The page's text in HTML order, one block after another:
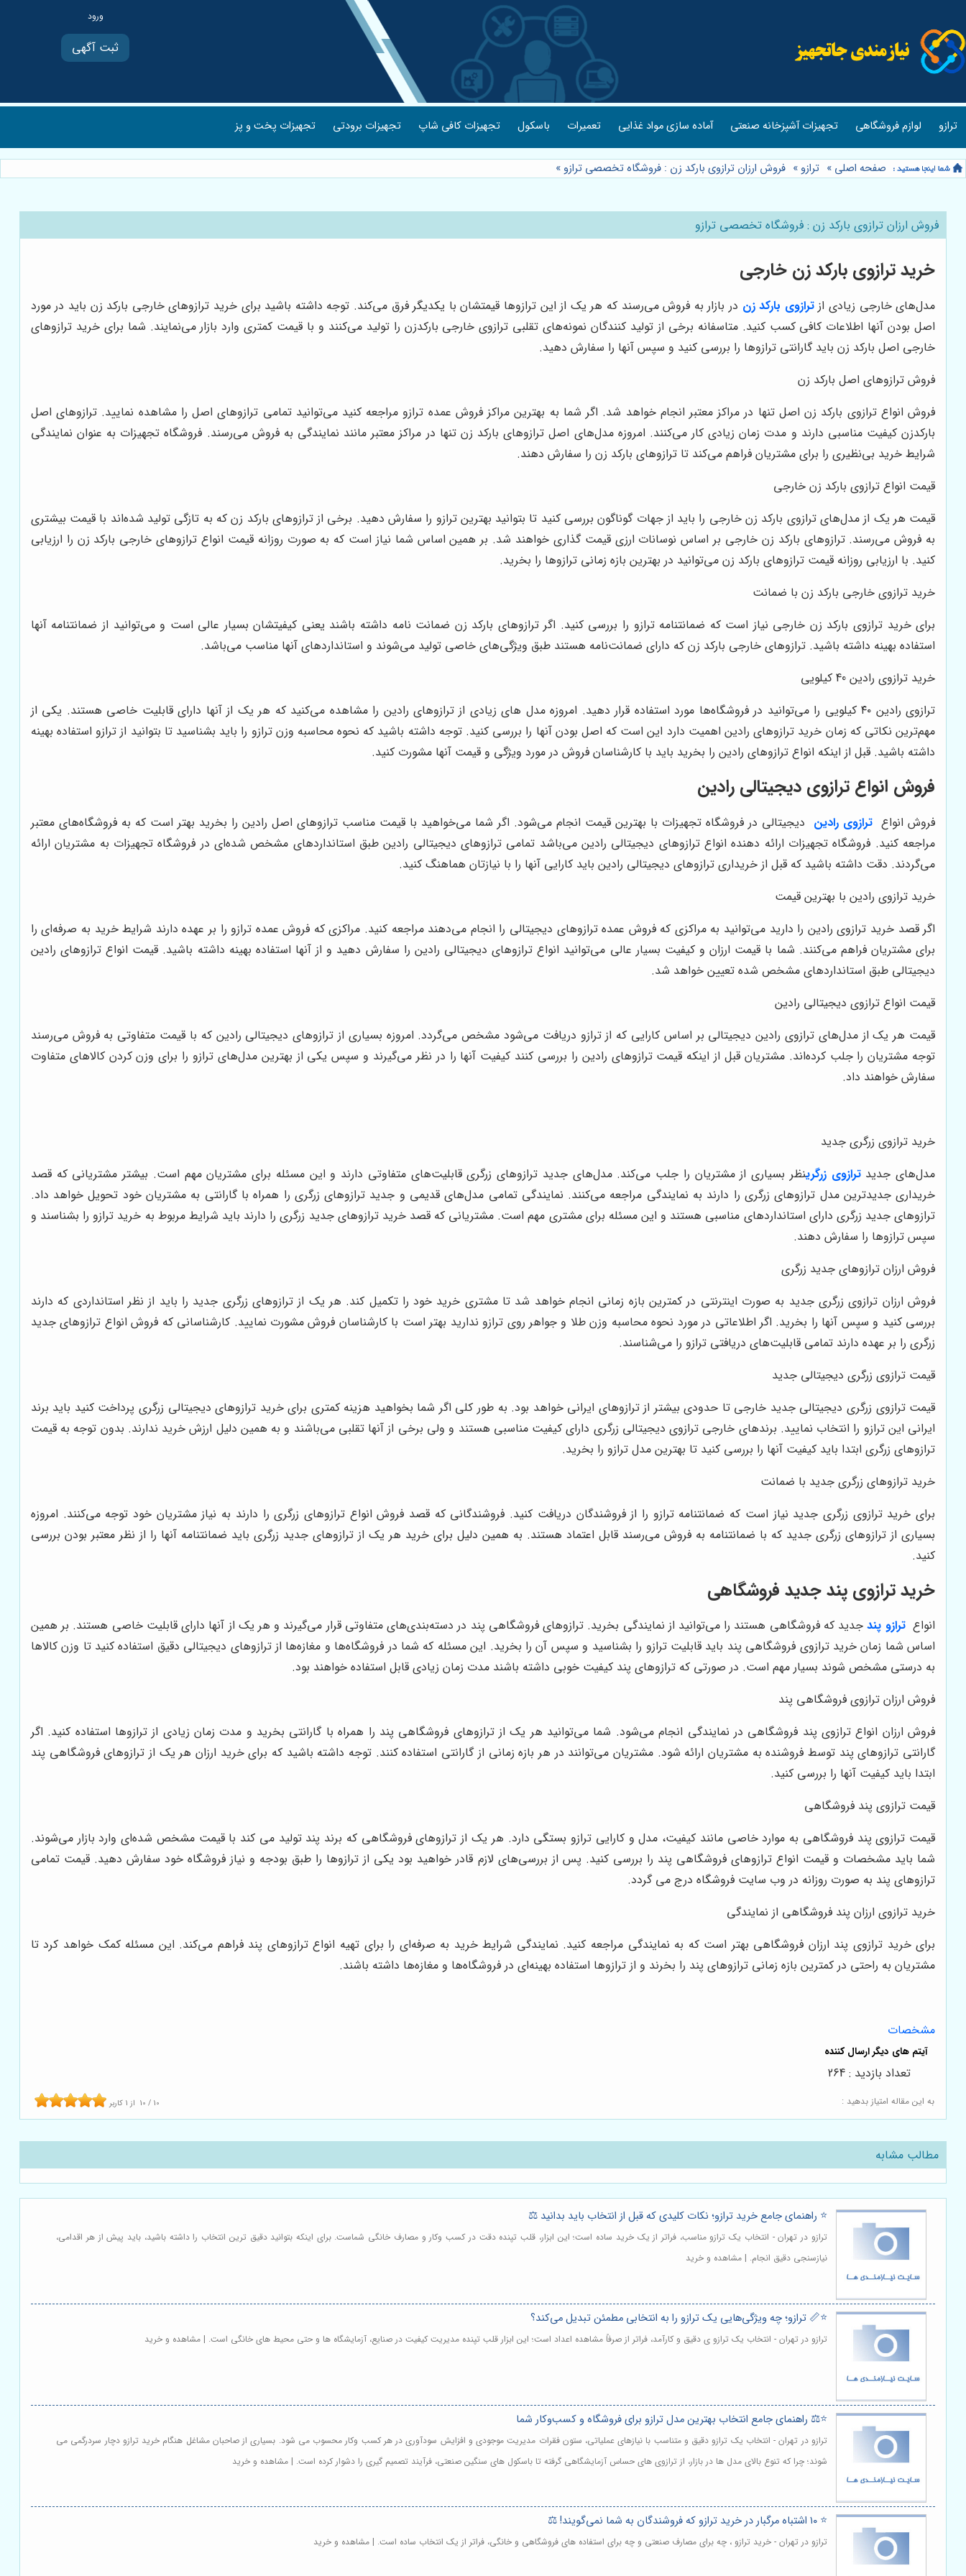
ثبت آگهی
ترازو لوازم فروشگاهی تجهیزات آشپزخانه صنعتی آماده سازی مواد غذایی تعمیرات باسکول تجهیزات کافی شاپ تجهیزات برودتی تجهیزات پخت و پز
صفحه اصلی » ترازو » فروش ارزان ترازوی بارکد زن : فروشگاه تخصصی ترازو »
فروش ارزان ترازوی بارکد زن : فروشگاه تخصصی ترازو
خرید ترازوی بارکد زن خارجی
مدل‌های خارجی زیادی از ترازوی بارکد زن در بازار به فروش می‌رسند که هر یک از این ترازوها قیمتشان با یکدیگر فرق می‌کند. توجه داشته باشید برای خرید ترازوهای خارجی بارکد زن باید در مورد
اصل بودن آنها اطلاعات کافی کسب کنید. متاسفانه برخی از تولید کنندگان نمونه‌های تقلبی ترازوی خارجی بارکدزن را تولید می‌کنند و با قیمت کمتری وارد بازار می‌نمایند. شما برای خرید ترازوهای
خارجی اصل بارکد زن باید گارانتی ترازوها را بررسی کنید و سپس آنها را سفارش دهید.
فروش ترازوهای اصل بارکد زن
فروش انواع ترازوی بارکد زن اصل تنها در مراکز معتبر انجام خواهد شد. اگر شما به بهترین مراکز فروش عمده ترازو مراجعه کنید می‌توانید تمامی ترازوهای اصل را مشاهده نمایید. ترازوهای اصل
بارکدزن کیفیت مناسبی دارند و مدت زمان زیادی کار می‌کنند. امروزه مدل‌های اصل ترازوهای بارکد زن تنها در مراکز معتبر مانند نمایندگی به فروش می‌رسند. فروشگاه تجهیزات به عنوان نمایندگی
شرایط خرید بی‌نظیری را برای مشتریان فراهم می‌کند تا ترازوهای بارکد زن را سفارش دهند.
قیمت انواع ترازوی بارکد زن خارجی
قیمت هر یک از مدل‌های ترازوی بارکد زن خارجی را باید از جهات گوناگون بررسی کنید تا بتوانید بهترین ترازو را سفارش دهید. برخی از ترازوهای بارکد زن که به تازگی تولید شده‌اند با قیمت بیشتری
به فروش می‌رسند. ترازوهای بارکد زن خارجی بر اساس نوسانات ارزی قیمت گذاری خواهند شد. بر همین اساس شما نیاز است که به صورت روزانه قیمت انواع ترازوهای خارجی بارکد زن را ارزیابی
کنید. با ارزیابی روزانه قیمت ترازوهای بارکد زن می‌توانید در بهترین بازه زمانی ترازوها را بخرید.
خرید ترازوی خارجی بارکد زن با ضمانت
برای خرید ترازوی بارکد زن خارجی نیاز است که ضمانتنامه ترازو را بررسی کنید. اگر ترازوهای بارکد زن ضمانت ‌نامه داشته باشند یعنی کیفیتشان بسیار عالی است و می‌توانید از ضمانتنامه آنها
استفاده بهینه داشته باشید. ترازوهای خارجی بارکد زن که دارای ضمانت‌نامه هستند طبق ویژگی‌های خاصی تولید می‌شوند و استانداردهای آنها مناسب می‌باشد.
خرید ترازوی رادین 40 کیلویی
ترازوی رادین ۴۰ کیلویی را می‌توانید در فروشگاه‌ها مورد استفاده قرار دهید. امروزه مدل ‌های زیادی از ترازوهای رادین را مشاهده می‌کنید که هر یک از آنها دارای قابلیت خاصی هستند. یکی از
مهم‌ترین نکاتی که زمان خرید ترازوهای رادین اهمیت دارد این است که اصل بودن آنها را بررسی کنید. توجه داشته باشید که نحوه محاسبه وزن ترازو را باید بشناسید تا بتوانید از ترازو استفاده بهینه
داشته باشید. قبل از اینکه انواع ترازوهای رادین را بخرید باید با کارشناسان فروش در مورد ویژگی و قیمت آنها مشورت کنید.
فروش انواع ترازوی دیجیتالی رادین
فروش انواع ترازوی رادین دیجیتالی در فروشگاه تجهیزات با بهترین قیمت انجام می‌شود. اگر شما می‌خواهید با قیمت مناسب ترازوهای اصل رادین را بخرید بهتر است که به فروشگاه‌های معتبر
مراجعه کنید. فروشگاه تجهیزات ارائه دهنده انواع ترازوهای دیجیتالی رادین می‌باشد تمامی ترازوهای دیجیتالی رادین طبق استانداردهای مشخص شده‌ای در فروشگاه تجهیزات به مشتریان ارائه
می‌گردند. دقت داشته باشید که قبل از خریداری ترازوهای دیجیتالی رادین باید کارایی آنها را با نیازتان هماهنگ کنید.
خرید ترازوی رادین با بهترین قیمت
اگر قصد خرید ترازوی رادین را دارید می‌توانید به مراکزی که فروش عمده ترازوهای دیجیتالی را انجام می‌دهند مراجعه کنید. مراکزی که فروش عمده ترازو را بر عهده دارند شرایط خرید به صرفه‌ای را
برای مشتریان فراهم می‌کنند. شما با قیمت ارزان و کیفیت بسیار عالی می‌توانید انواع ترازوهای دیجیتالی رادین را سفارش دهید و از آنها استفاده بهینه داشته باشید. قیمت انواع ترازوهای رادین
دیجیتالی طبق استانداردهای مشخص شده تعیین خواهد شد.
قیمت انواع ترازوی دیجیتالی رادین
قیمت هر یک از مدل‌های ترازوی رادین دیجیتالی بر اساس کارایی که از ترازو دریافت می‌شود مشخص می‌گردد. امروزه بسیاری از ترازوهای دیجیتالی رادین که با قیمت متفاوتی به فروش می‌رسند
توجه مشتریان را جلب کرده‌اند. مشتریان قبل از اینکه قیمت ترازوهای رادین را بررسی کنند کیفیت آنها را در نظر می‌گیرند و سپس یکی از بهترین مدل‌های ترازو را برای وزن کردن کالاهای متفاوت
سفارش خواهند داد.
خرید ترازوی زرگری جدید
مدل‌های جدید ترازوی زرگرینظر بسیاری از مشتریان را جلب می‌کند. مدل‌های جدید ترازوهای زرگری قابلیت‌های متفاوتی دارند و این مسئله برای مشتریان مهم است. بیشتر مشتریانی که قصد
خریداری جدیدترین مدل ترازوهای زرگری را دارند به نمایندگی مراجعه می‌کنند. نمایندگی تمامی مدل‌های قدیمی و جدید ترازوهای زرگری را همراه با گارانتی به مشتریان خود تحویل خواهد داد.
ترازوهای جدید زرگری دارای استانداردهای مناسبی هستند و این مسئله برای مشتری مهم است. مشتریانی که قصد خرید ترازوهای جدید زرگری را دارند باید شرایط مربوط به خرید ترازو را بشناسند و
سپس ترازوها را سفارش دهند.
فروش ارزان ترازوهای جدید زرگری
فروش ارزان ترازوی زرگری جدید به صورت اینترنتی در کمترین بازه زمانی انجام خواهد شد تا مشتری خرید خود را تکمیل کند. هر یک از ترازوهای زرگری جدید را باید از نظر استانداردی که دارند
بررسی کنید و سپس آنها را بخرید. اگر اطلاعاتی در مورد نحوه محاسبه وزن طلا و جواهر روی ترازو ندارید بهتر است با کارشناسان فروش مشورت نمایید. کارشناسانی که فروش انواع ترازوهای جدید
زرگری را بر عهده دارند تمامی قابلیت‌های دریافتی ترازو را می‌شناسند.
قیمت ترازوی زرگری دیجیتالی جدید
قیمت ترازوی زرگری دیجیتالی جدید خارجی تا حدودی بیشتر از ترازوهای ایرانی خواهد بود. به طور کلی اگر شما بخواهید هزینه کمتری برای خرید ترازوهای دیجیتالی زرگری پرداخت کنید باید برند
ایرانی این ترازو را انتخاب نمایید. برندهای خارجی ترازوی دیجیتالی زرگری دارای کیفیت مناسبی هستند و ولی برخی از آنها تقلبی می‌باشند و به همین دلیل ارزش خرید ندارند. بدون توجه به قیمت
ترازوهای زرگری ابتدا باید کیفیت آنها را بررسی کنید تا بهترین مدل ترازو را بخرید.
خرید ترازوهای زرگری جدید با ضمانت
برای خرید ترازوی زرگری جدید نیاز است که ضمانتنامه ترازو را از فروشندگان دریافت کنید. فروشندگانی که قصد فروش انواع ترازوهای زرگری را دارند به نیاز مشتریان خود توجه می‌کنند. امروزه
بسیاری از ترازوهای زرگری جدید که با ضمانتنامه به فروش می‌رسند قابل اعتماد هستند. به همین دلیل برای خرید هر یک از ترازوهای جدید زرگری باید ضمانتنامه آنها را از نظر معتبر بودن بررسی
کنید.
خرید ترازوی پند جدید فروشگاهی
انواعترازو پند جدید که فروشگاهی هستند را می‌توانید از نمایندگی بخرید. ترازوهای فروشگاهی پند در دسته‌بندی‌های متفاوتی قرار می‌گیرند و هر یک از آنها دارای قابلیت خاصی هستند. بر همین
اساس شما زمان خرید ترازوی فروشگاهی پند باید قابلیت ترازو را بشناسید و سپس آن را بخرید. این مسئله که شما در فروشگاه‌ها و مغازه‌ها از ترازوهای دیجیتالی دقیق استفاده کنید تا وزن کالاها
به درستی مشخص شوند بسیار مهم است. در صورتی که ترازوهای پند کیفیت خوبی داشته باشند مدت زمان زیادی قابل استفاده خواهند بود.
فروش ارزان ترازوی فروشگاهی پند
فروش ارزان انواع ترازوی پند فروشگاهی در نمایندگی انجام می‌شود. شما می‌توانید هر یک از ترازوهای فروشگاهی پند را همراه با گارانتی بخرید و مدت زمان زیادی از ترازوها استفاده کنید. اگر
گارانتی ترازوهای پند توسط فروشنده به مشتریان ارائه شود. مشتریان می‌توانند در هر بازه زمانی از گارانتی استفاده کنند. توجه داشته باشید که برای خرید ارزان هر یک از ترازوهای فروشگاهی پند
ابتدا باید کیفیت آنها را بررسی کنید.
قیمت ترازوی پند فروشگاهی
قیمت ترازوی پند فروشگاهی به موارد خاصی مانند کیفیت، مدل و کارایی ترازو بستگی دارد. هر یک از ترازوهای فروشگاهی که برند پند تولید می‌ کند با قیمت مشخص شده‌ای وارد بازار می‌شوند.
شما باید مشخصات و قیمت انواع ترازوهای فروشگاهی پند را بررسی کنید. پس از بررسی‌های لازم قادر خواهید بود یکی از ترازوها را طبق بودجه و نیاز فروشگاه خود سفارش دهید. قیمت تمامی
ترازوهای پند به صورت روزانه در وب سایت فروشگاه درج می‌ گردد.
خرید ترازوی ارزان پند فروشگاهی از نمایندگی
برای خرید ترازوی پند ارزان فروشگاهی بهتر است که به نمایندگی مراجعه کنید. نمایندگی شرایط خرید به صرفه‌ای را برای تهیه انواع ترازوهای پند فراهم می‌کند. این مسئله کمک خواهد کرد تا
مشتریان به راحتی در کمترین بازه زمانی ترازوهای پند را بخرند و از ترازوها استفاده بهینه‌ای در فروشگاه‌ها و مغازه‌ها داشته باشند.
مشخصات
به این مقاله امتیاز بدهید : 10 / 10 از1 کاربر
تعداد بازدید : 264
مطالب مشابه
⭐️ راهنمای جامع خرید ترازو؛ نکات کلیدی که قبل از انتخاب باید بدانید ⚖️
ترازو در تهران - انتخاب یک ترازو مناسب، فراتر از یک خرید ساده است؛ این ابزار، قلب تپنده دقت در کسب وکار و مصارف خانگی شماست. برای اینکه بتوانید دقیق ترین انتخاب را داشته باشید، باید پیش از هر اقدامی،
نیازسنجی دقیق انجام. | مشاهده و خرید
⭐️📏 ترازو؛ چه ویژگی‌هایی یک ترازو را به انتخابی مطمئن تبدیل می‌کند؟
ترازو در تهران - انتخاب یک ترازو ی دقیق و کارآمد، فراتر از صرفاً مشاهده اعداد است؛ این ابزار قلب تپنده مدیریت کیفیت در صنایع، آزمایشگاه ها و حتی محیط های خانگی است. | مشاهده و خرید
⭐️⚖️ راهنمای جامع انتخاب بهترین مدل ترازو برای فروشگاه و کسب‌وکار شما
ترازو در تهران - انتخاب یک ترازو دقیق و متناسب با نیازهای عملیاتی، ستون فقرات مدیریت موجودی و افزایش سودآوری در هر کسب وکار محسوب می شود. بسیاری از صاحبان مشاغل هنگام خرید ترازو دچار سردرگمی می
شوند؛ چرا که تنوع بالای مدل ها در بازار، از ترازوی های حساس آزمایشگاهی گرفته تا باسکول های سنگین صنعتی، فرآیند تصمیم گیری را دشوار کرده است. | مشاهده و خرید
⭐️ ۱۰ اشتباه مرگبار در خرید ترازو که فروشندگان به شما نمی‌گویند! ⚖️
ترازو در تهران - خرید ترازو ، چه برای مصارف صنعتی و چه برای استفاده های فروشگاهی و خانگی، فراتر از یک انتخاب ساده است. | مشاهده و خرید